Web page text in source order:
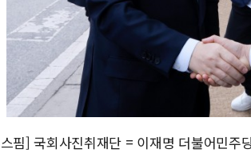
핌] 국회사진취재단 = 이재명 더불어민주